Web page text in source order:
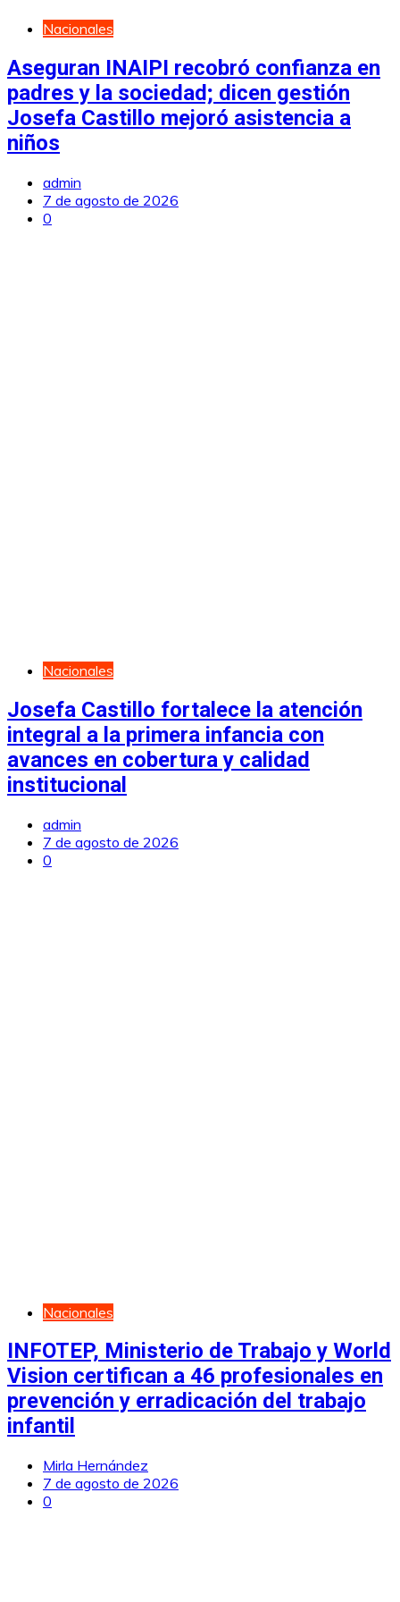
Nacionales
Aseguran INAIPI recobró confianza en
padres y la sociedad; dicen gestión
Josefa Castillo mejoró asistencia a
niños
admin
7 de agosto de 2026
0
Nacionales
Josefa Castillo fortalece la atención
integral a la primera infancia con
avances en cobertura y calidad
institucional
admin
7 de agosto de 2026
0
Nacionales
INFOTEP, Ministerio de Trabajo y World
Vision certifican a 46 profesionales en
prevención y erradicación del trabajo
infantil
Mirla Hernández
7 de agosto de 2026
0